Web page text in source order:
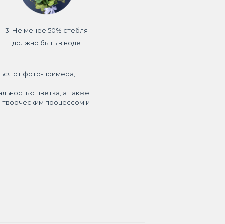
3. Не менее 50% стебля
должно быть в воде
от фото-примера,
цветка, а также
творческим процессом и